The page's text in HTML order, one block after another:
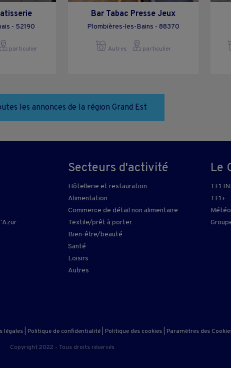
- 52190
particulier
Bar Tabac Presse Jeux
Plombières-les-Bains - 88370
Autres particulier
les annonces de la région Grand Est
Secteurs d'activité
Hôtellerie et restauration
Alimentation
Commerce de détail non alimentaire
Textile/prêt à porter
Bien-être/beauté
Santé
Loisirs
Autres
Le
TF1
TF1+
Météo
légales Politique de confidentialité Politique des cookies Paramètres des
Copyright 2022 - Tous droits réservés